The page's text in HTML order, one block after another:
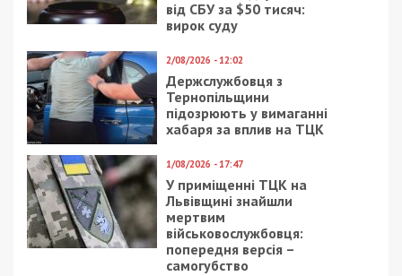
від СБУ за $50 тисяч:
вирок суду
2/08/2026 - 12:02
Держслужбовця з
Тернопільщини
підозрюють у вимаганні
хабаря за вплив на ТЦК
1/08/2026 - 17:47
У приміщенні ТЦК на
Львівщині знайшли
мертвим
військовослужбовця:
попередня версія –
самогубство